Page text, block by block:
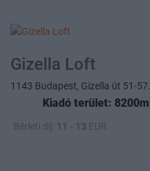
Gizella Loft
1143 Budapest, Gizella út 51-57.
Kiadó terület: 8200m
Bérleti díj: 11 - 13 EUR